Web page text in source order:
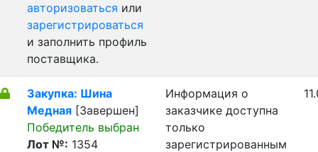
авторизоваться или
зарегистрироваться
и заполнить профиль
поставщика.
Закупка: Шина
Медная [Завершен]
Победитель выбран
Лот №: 1354
Информация о
заказчике доступна
только
зарегистрированным